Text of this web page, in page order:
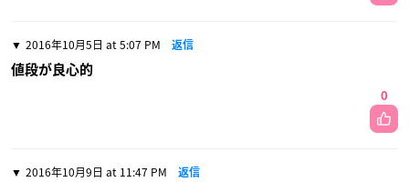
2016年10月5日 at 5:07 PM 返信
値段が良心的
0
2016年10月9日 at 11:47 PM 返信